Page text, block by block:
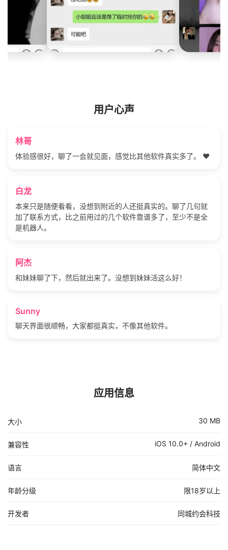
用户心声
林哥
体验感很好，聊了一会就见面，感觉比其他软件真实多了。 ❤️
白龙
本来只是随便看看，没想到附近的人还挺真实的。聊了几句就
加了联系方式，比之前用过的几个软件靠谱多了，至少不是全
是机器人。
阿杰
和妹妹聊了下，然后就出来了。没想到妹妹活这么好！
Sunny
聊天界面很顺畅，大家都挺真实，不像其他软件。
应用信息
大小 30 MB
兼容性 iOS 10.0+ / Android
语言 简体中文
年龄分级 限18岁以上
开发者 同城约会科技